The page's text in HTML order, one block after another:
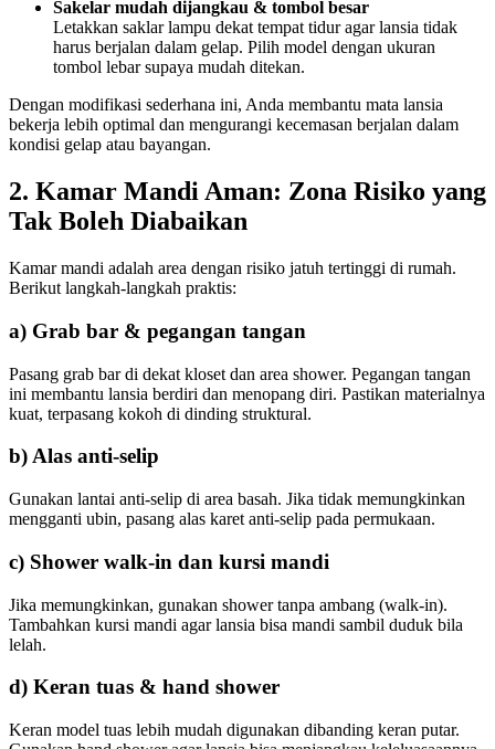
Sakelar mudah dijangkau & tombol besar
Letakkan saklar lampu dekat tempat tidur agar lansia tidak
harus berjalan dalam gelap. Pilih model dengan ukuran
tombol lebar supaya mudah ditekan.
Dengan modifikasi sederhana ini, Anda membantu mata lansia
bekerja lebih optimal dan mengurangi kecemasan berjalan dalam
kondisi gelap atau bayangan.
2. Kamar Mandi Aman: Zona Risiko yang
Tak Boleh Diabaikan
Kamar mandi adalah area dengan risiko jatuh tertinggi di rumah.
Berikut langkah-langkah praktis:
a) Grab bar & pegangan tangan
Pasang grab bar di dekat kloset dan area shower. Pegangan tangan
ini membantu lansia berdiri dan menopang diri. Pastikan materialnya
kuat, terpasang kokoh di dinding struktural.
b) Alas anti-selip
Gunakan lantai anti-selip di area basah. Jika tidak memungkinkan
mengganti ubin, pasang alas karet anti-selip pada permukaan.
c) Shower walk-in dan kursi mandi
Jika memungkinkan, gunakan shower tanpa ambang (walk-in).
Tambahkan kursi mandi agar lansia bisa mandi sambil duduk bila
lelah.
d) Keran tuas & hand shower
Keran model tuas lebih mudah digunakan dibanding keran putar.